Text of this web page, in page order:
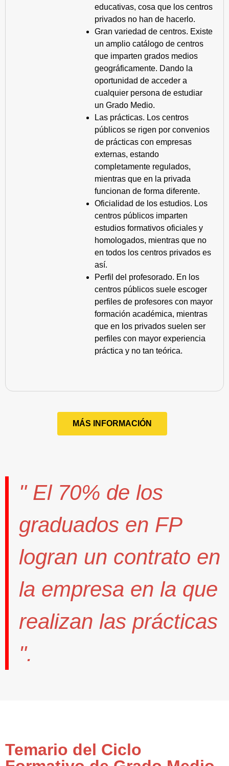
educativas, cosa que los centros
privados no han de hacerlo.
Gran variedad de centros. Existe
un amplio catálogo de centros
que imparten grados medios
geográficamente. Dando la
oportunidad de acceder a
cualquier persona de estudiar
un Grado Medio.
Las prácticas. Los centros
públicos se rigen por convenios
de prácticas con empresas
externas, estando
completamente regulados,
mientras que en la privada
funcionan de forma diferente.
Oficialidad de los estudios. Los
centros públicos imparten
estudios formativos oficiales y
homologados, mientras que no
en todos los centros privados es
así.
Perfil del profesorado. En los
centros públicos suele escoger
perfiles de profesores con mayor
formación académica, mientras
que en los privados suelen ser
perfiles con mayor experiencia
práctica y no tan teórica.
MÁS INFORMACIÓN
" El 70% de los
graduados en FP
logran un contrato en
la empresa en la que
realizan las prácticas
".
Temario del Ciclo